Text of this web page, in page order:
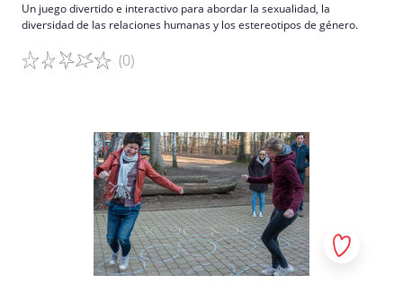
Un juego divertido e interactivo para abordar la sexualidad, la
diversidad de las relaciones humanas y los estereotipos de género.
(0)